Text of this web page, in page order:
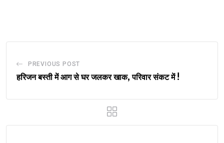
PREVIOUS POST
हरिजन बस्ती में आग से घर जलकर खाक, परिवार संकट में !